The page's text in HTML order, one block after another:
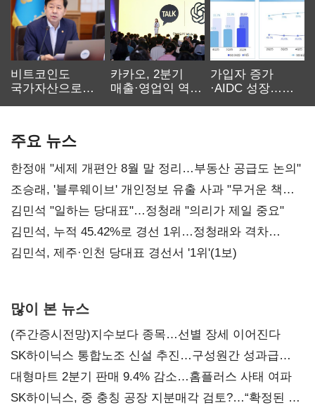
비트코인도
국가자산으로…'
카카오, 2분기
매출·영업익 역대
가입자 증가
·AIDC 성장…
주요 뉴스
한정애 "세제 개편안 8월 말 정리…부동산 공급도 논의"
조승래, '블루웨이브' 개인정보 유출 사과 "무거운 책임
통감"
김민석 "일하는 당대표"…정청래 "의리가 제일 중요"
김민석, 누적 45.42%로 경선 1위…정청래와 격차
0.86%p(2보)
김민석, 제주·인천 당대표 경선서 '1위'(1보)
많이 본 뉴스
(주간증시전망)지수보다 종목…선별 장세 이어진다
SK하이닉스 통합노조 신설 추진…구성원간 성과급
불만 확산
대형마트 2분기 판매 9.4% 감소…홈플러스 사태 여파
SK하이닉스, 중 충칭 공장 지분매각 검토?…“확정된 바